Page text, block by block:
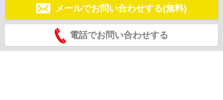
メールでお問い合わせする(無料)
電話でお問い合わせする